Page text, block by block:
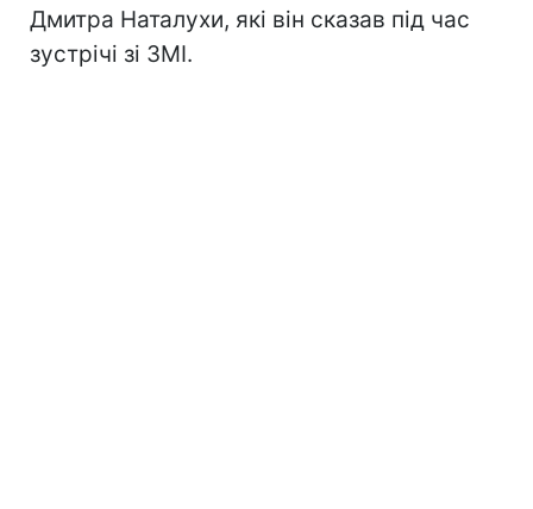
Дмитра Наталухи, які він сказав під час
зустрічі зі ЗМІ.